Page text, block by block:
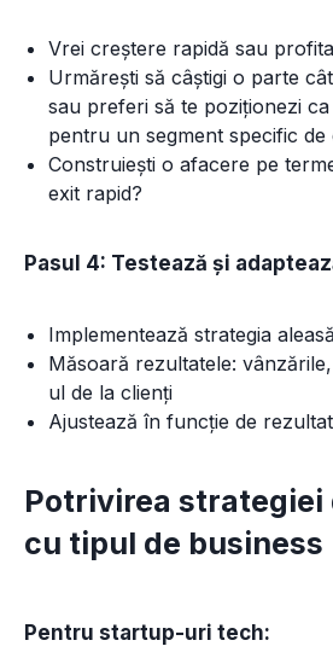
Vrei creștere rapidă sau
Urmărești să câștigi o parte
sau preferi să te poziționezi
pentru un segment specific de
Construiești o afacere pe
exit rapid?
Pasul 4: Testează și
Implementează strategia
Măsoară rezultatele:
ul de la clienți
Ajustează în funcție de
Potrivirea strategiei
cu tipul de business
Pentru startup-uri tech: